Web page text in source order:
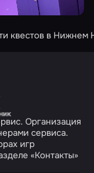
квестов в Нижнем
на сайт
Организация
сервиса.
игр
«Контакты»